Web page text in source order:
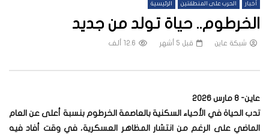
أخبار الحرب على المنطقتين الرئيسية
الخرطوم.. حياة تولد من جديد
شبكة عاين قبل 5 أشهر 12.6 ألف
عاين- 8 مارس 2026
تدب الحياة في الأحياء السكنية بالعاصمة الخرطوم بنسبة أعلى عن العام
الماضي على الرغم من انتشار المظاهر العسكرية، في وقت أفاد فيه